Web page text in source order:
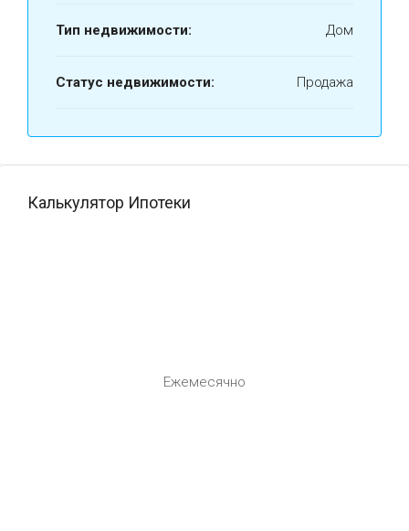
Тип недвижимости: Дом
Статус недвижимости: Продажа
Калькулятор Ипотеки
Ежемесячно